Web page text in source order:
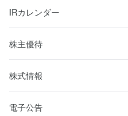
IRカレンダー
株主優待
株式情報
電子公告